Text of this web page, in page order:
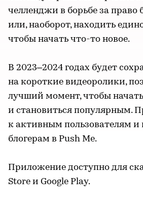
челленджи в борьбе за
или, наоборот, находить
чтобы начать что-то новое.
В 2023–2024 годах будет
на короткие видеоролики,
лучший момент, чтобы
и становиться популярным.
к активным пользователям
блогерам в Push Me.
Приложение доступно для
Store и Google Play.